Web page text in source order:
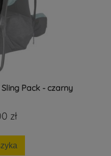
Pack - czarny
zł